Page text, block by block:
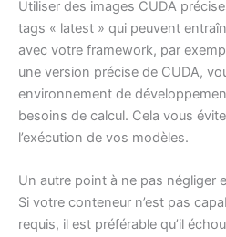
Utiliser des images CUDA
tags « latest » qui peuvent
avec votre framework, par
une version précise de CUDA,
environnement de
besoins de calcul. Cela vous
l’exécution de vos modèles.
Un autre point à ne pas négliger
Si votre conteneur n’est pas
requis, il est préférable qu’il